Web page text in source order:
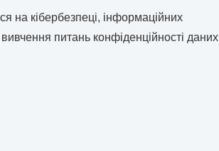
на кібербезпеці, інформаційних
питань конфіденційності даних